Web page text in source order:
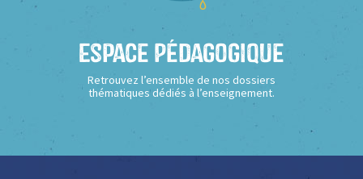
Espace Pédagogique
Retrouvez l’ensemble de nos dossiers
thématiques dédiés à l’enseignement.